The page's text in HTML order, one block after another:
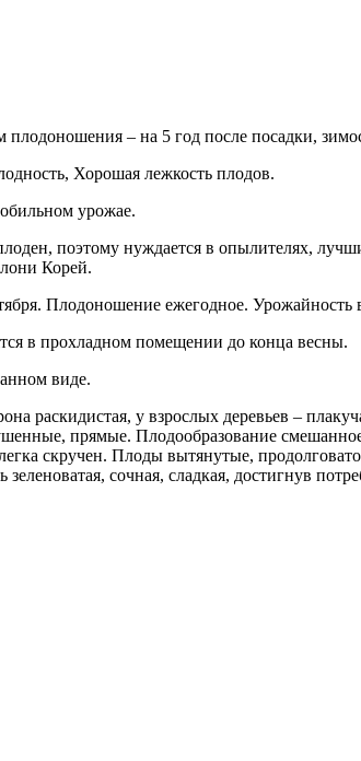
– на 5 год после посадки,
Хорошая лежкость плодов.
урожае.
поэтому нуждается в опылителях,
Корей.
Плодоношение ежегодное.
в прохладном помещении до конца весны.
виде.
раскидистая, у взрослых деревьев –
прямые. Плодообразование
скручен. Плоды вытянутые,
сочная, сладкая, достигнув